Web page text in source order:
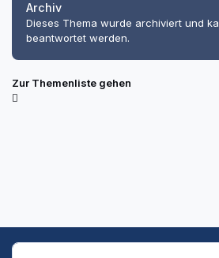
Archiv
Dieses Thema wurde archiviert und
beantwortet werden.
Zur Themenliste gehen